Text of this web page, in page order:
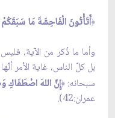
﴿أَتَأْتُونَ الْفَاحِشَةَ مَا
وأما ما ذُكر من الآية،
بل كلّ الناس، غاية الأمر
سبحانه: ﴿إِنَّ اللهَ اصْطَفَاكِ
عمران:42).